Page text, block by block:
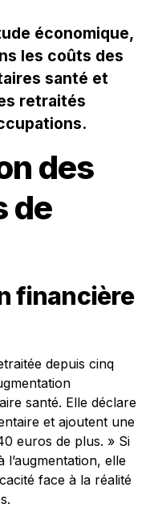
économique,
les coûts des
santé et
retraités
des
de
financière
depuis cinq
santé. Elle déclare
et ajoutent une
euros de plus. » Si
elle
face à la réalité